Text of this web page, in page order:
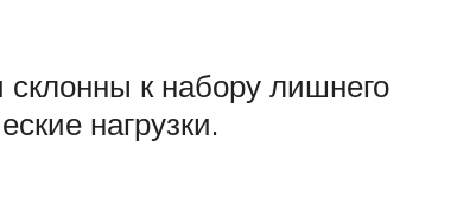
к набору лишнего
нагрузки.